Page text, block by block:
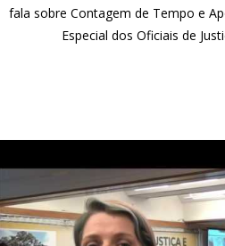
fala sobre Contagem de Tempo e
Especial dos Oficiais de